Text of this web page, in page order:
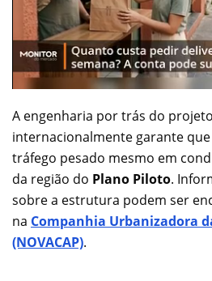
A engenharia por trás do
internacionalmente garante
tráfego pesado mesmo em
da região do Plano Piloto.
sobre a estrutura podem ser
na Companhia Urbanizadora
(NOVACAP).